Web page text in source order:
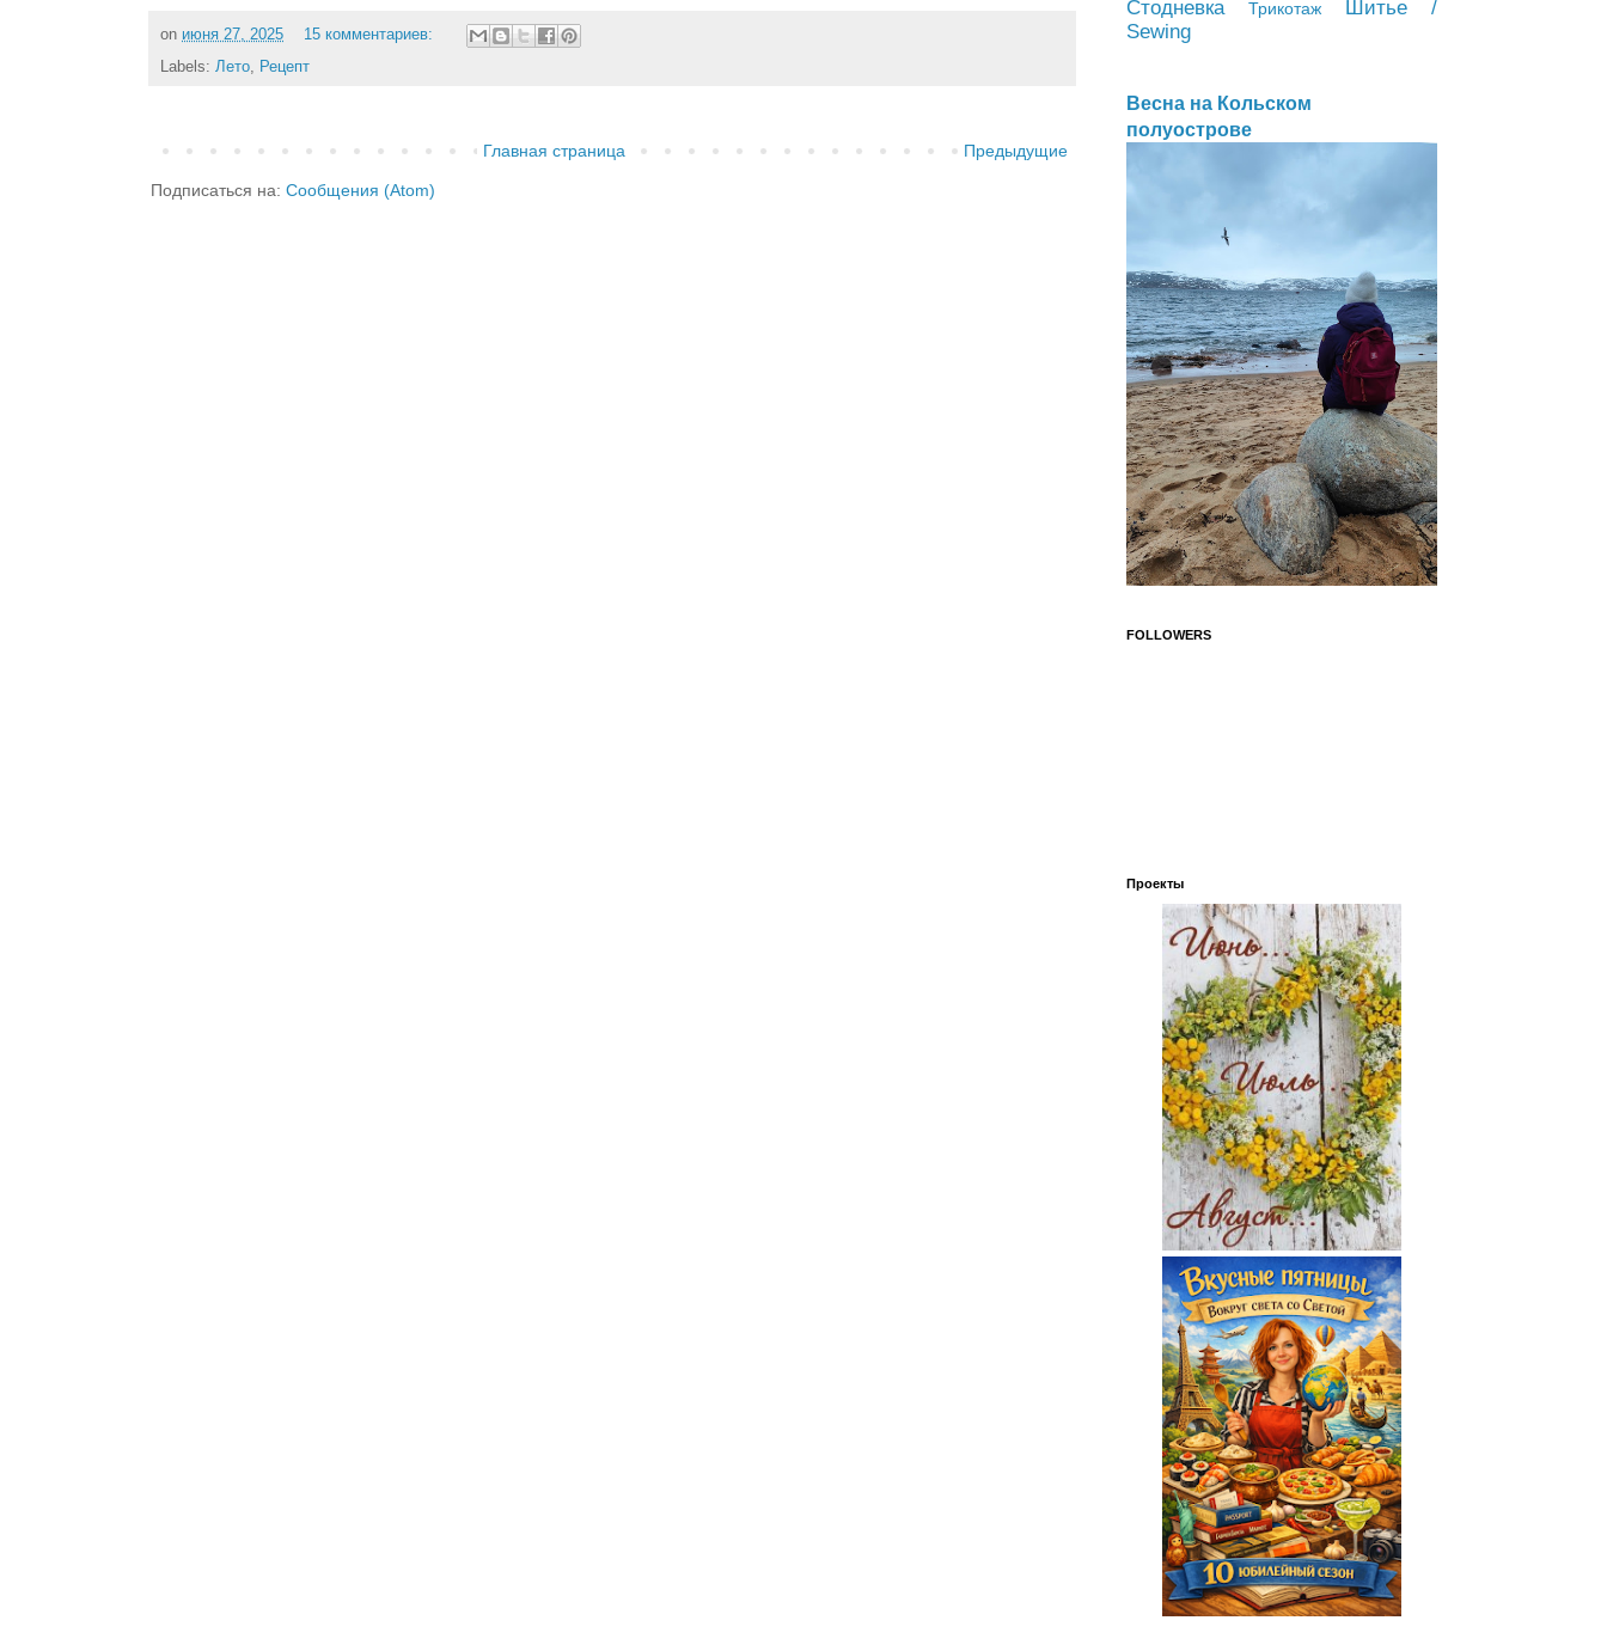
on июня 27, 2025
15 комментариев:
Labels: Лето, Рецепт
Предыдущие
Главная страница
Подписаться на: Сообщения (Atom)
Стодневка Трикотаж
Шитье /
Sewing
Весна на Кольском
полуострове
FOLLOWERS
Проекты